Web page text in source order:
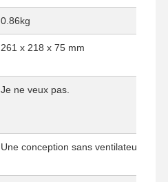
0.86kg
261 x 218 x 75 mm
Je ne veux pas.
Une conception sans ventilateur